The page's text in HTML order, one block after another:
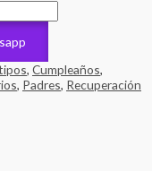
, Cumpleaños,
, Padres, Recuperación